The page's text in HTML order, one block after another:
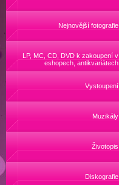
Nejnovější fotografie
LP, MC, CD, DVD k zakoupení v
eshopech, antikvariátech
Vystoupení
Muzikály
Životopis
Diskografie